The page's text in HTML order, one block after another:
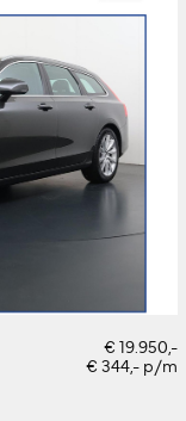
€ 19.950,-
€ 344,- p/m